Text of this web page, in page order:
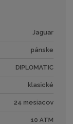
Jaguar
pánske
DIPLOMATIC
klasické
24 mesiacov
10 ATM